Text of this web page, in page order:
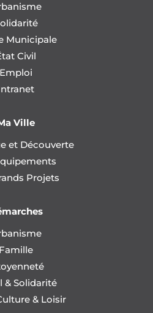
Municipale
Civil
Emploi
Ville
et Découverte
Projets
Famille
& Solidarité
& Loisir